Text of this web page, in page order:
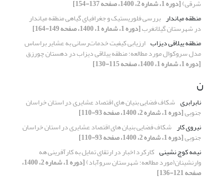
شرقی)[دوره 1، شماره 2، 1400، صفحه 137-154]
منطقه میاندار بررسی فلوریستیک و جغرافیای گیاهی منطقه میاندار
در شهرستان گیلانغرب[دوره 1، شماره 1، 1400، صفحه 149-164]
منطقه ییلاقی دیزاب ارزیابی کیفیت خدمات‌رسانی به عشایر براساس
مدل سروکوال مورد مطالعه: منطقه ییلاقی دیزاب در دهستان چورزق
[دوره 1، شماره 1، 1400، صفحه 115-130]
ن
نابرابری شکاف فضایی بنیان های اقتصاد عشایری در استان خراسان
جنوبی[دوره 1، شماره 2، 1400، صفحه 93-110]
نیروی کار شکاف فضایی بنیان های اقتصاد عشایری در استان خراسان
جنوبی[دوره 1، شماره 2، 1400، صفحه 93-110]
نیمه کوچ نشینی کارکرد اخبار در ارتقای تمایل به کارآفرینی هه
وارنشینان(مورد مطالعه: شهرستان سروآباد) [دوره 1، شماره 2، 1400،
صفحه 121-136]